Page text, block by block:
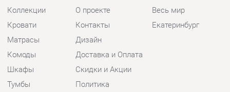
Шкафы
Комплектующие
Скидки и Акции